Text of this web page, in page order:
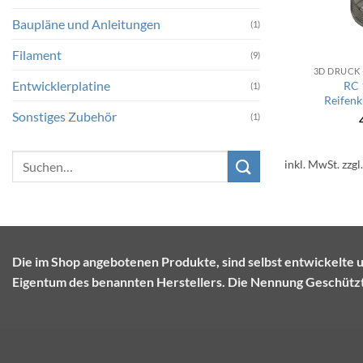
Baupläne und Anleitungen (1)
Filament (9)
Entwicklerplatine (1)
Sonstiges Zubehör (1)
3D
RC
inkl. MwSt.zzgl.
Die im Shop angebotenen Produkte, sind selbst
Eigentum des benannten Herstellers. Die Nennung